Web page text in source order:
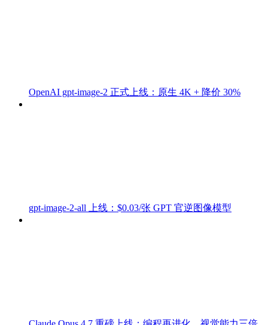
OpenAI gpt-image-2 正式上线：原生 4K + 降价 30%
gpt-image-2-all 上线：$0.03/张 GPT 官逆图像模型